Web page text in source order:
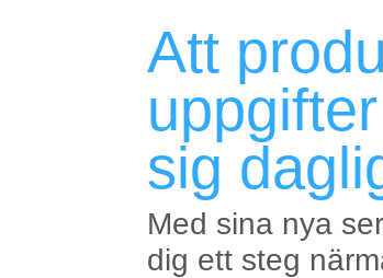
Att
sig
Med sina nya
dig ett steg